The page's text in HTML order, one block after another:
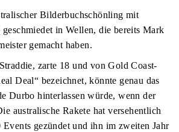
Bilderbuchschönling mit
in Wellen, die bereits Mark
gemacht haben.
zarte 18 und von Gold Coast-
Deal“ bezeichnet, könnte genau das
Durbo hinterlassen würde, wenn der
australische Rakete hat versehentlich
gezündet und ihn im zweiten Jahr